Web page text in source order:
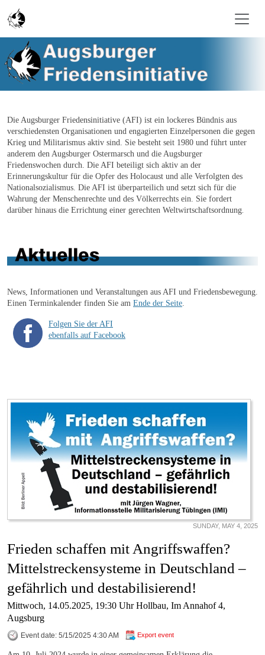
Skip to main content
Die Augsburger Friedensinitiative (AFI) ist ein lockeres Bündnis aus
verschiedensten Organisationen und engagierten Einzelpersonen die gegen
Krieg und Militarismus aktiv sind. Sie besteht seit 1980 und führt unter
anderem den Augsburger Ostermarsch und die Augsburger
Friedenswochen durch. Die AFI beteiligt sich aktiv an der
Erinnerungskultur für die Opfer des Holocaust und alle Verfolgten des
Nationalsozialismus. Die AFI ist überparteilich und setzt sich für die
Wahrung der Menschenrechte und des Völkerrechts ein. Sie fordert
darüber hinaus die Errichtung einer gerechten Weltwirtschaftsordnung.
News, Informationen und Veranstaltungen aus AFI und Friedensbewegung.
Einen Terminkalender finden Sie am Ende der Seite
Folgen Sie der AFI
ebenfalls auf Facebook
SUNDAY, MAY 4, 2025
Frieden schaffen mit Angriffswaffen?
Mittelstreckensysteme in Deutschland –
gefährlich und destabilisierend!
Mittwoch, 14.05.2025, 19:30 Uhr Hollbau, Im Annahof 4,
Augsburg
Event date: 5/15/2025 4:30 AM Export event